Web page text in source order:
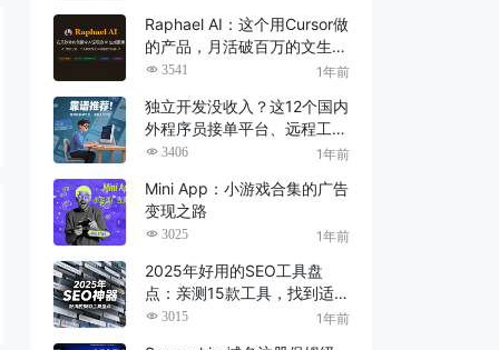
Raphael AI：这个用Cursor做
的产品，月活破百万的文生图
神器
3541 1年前
独立开发没收入？这12个国内
外程序员接单平台、远程工作
平台，靠谱推荐！
3406 1年前
Mini App：小游戏合集的广告
变现之路
3025 1年前
2025年好用的SEO工具盘
点：亲测15款工具，找到适
合你的SEO神器！
3015 1年前